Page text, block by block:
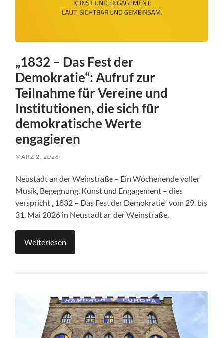
„1832 – Das Fest der
Demokratie“: Aufruf zur
Teilnahme für Vereine und
Institutionen, die sich für
demokratische Werte
engagieren
MÄRZ 2, 2026
Neustadt an der Weinstraße – Ein Wochenende voller
Musik, Begegnung, Kunst und Engagement – dies
verspricht „1832 – Das Fest der Demokratie“ vom 29. bis
31. Mai 2026 in Neustadt an der Weinstraße.
Weiterlesen